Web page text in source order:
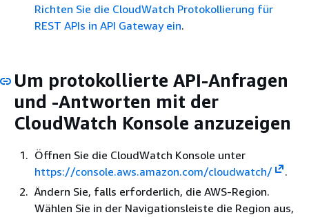
Richten Sie die CloudWatch Protokollierung für
REST APIs in API Gateway ein.
Um protokollierte API-Anfragen
und -Antworten mit der
CloudWatch Konsole anzuzeigen
Öffnen Sie die CloudWatch Konsole unter
https://console.aws.amazon.com/cloudwatch/
.
Ändern Sie, falls erforderlich, die AWS-Region.
Wählen Sie in der Navigationsleiste die Region aus,